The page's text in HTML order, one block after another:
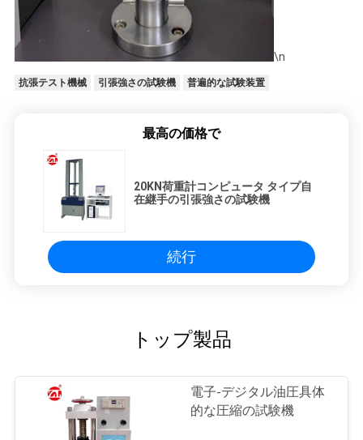
\n
抗張テスト機械 引張強さの試験機 普遍的な試験装置
最高の価格で
20KN荷重計コンピュータ タイプ自
在継手の引張強さの試験機
続行
トップ製品
電子-デジタル油圧具体
的な圧縮の試験機